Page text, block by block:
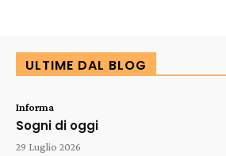
ULTIME DAL BLOG
Informa
Sogni di oggi
29 Luglio 2026